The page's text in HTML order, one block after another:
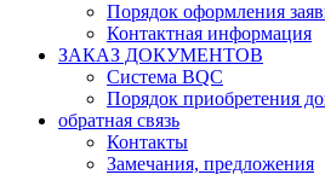
Порядок оформления
Контактная информация
ЗАКАЗ ДОКУМЕНТОВ
Система BQC
Порядок приобретения
обратная связь
Контакты
Замечания, предложения